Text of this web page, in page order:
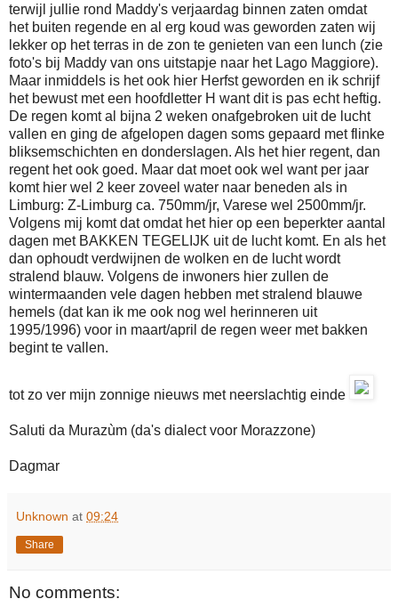
terwijl jullie rond Maddy's verjaardag binnen zaten omdat
het buiten regende en al erg koud was geworden zaten wij
lekker op het terras in de zon te genieten van een lunch (zie
foto's bij Maddy van ons uitstapje naar het Lago Maggiore).
Maar inmiddels is het ook hier Herfst geworden en ik schrijf
het bewust met een hoofdletter H want dit is pas echt heftig.
De regen komt al bijna 2 weken onafgebroken uit de lucht
vallen en ging de afgelopen dagen soms gepaard met flinke
bliksemschichten en donderslagen. Als het hier regent, dan
regent het ook goed. Maar dat moet ook wel want per jaar
komt hier wel 2 keer zoveel water naar beneden als in
Limburg: Z-Limburg ca. 750mm/jr, Varese wel 2500mm/jr.
Volgens mij komt dat omdat het hier op een beperkter aantal
dagen met BAKKEN TEGELIJK uit de lucht komt. En als het
dan ophoudt verdwijnen de wolken en de lucht wordt
stralend blauw. Volgens de inwoners hier zullen de
wintermaanden vele dagen hebben met stralend blauwe
hemels (dat kan ik me ook nog wel herinneren uit
1995/1996) voor in maart/april de regen weer met bakken
begint te vallen.
tot zo ver mijn zonnige nieuws met neerslachtig einde
Saluti da Murazùm (da's dialect voor Morazzone)
Dagmar
Unknown at 09:24
Share
No comments: